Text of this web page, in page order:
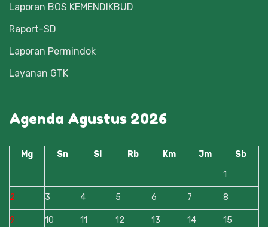
Laporan BOS KEMENDIKBUD
Raport-SD
Laporan Permindok
Layanan GTK
Agenda Agustus 2026
Mg Sn Sl Rb Km Jm
Sb
1
2 3 4 5 6 7 8
9 10 11 12 13 14 15